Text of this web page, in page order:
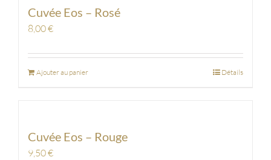
Cuvée Eos – Rosé
8,00€
Ajouter au panier Détails
Cuvée Eos – Rouge
9,50€